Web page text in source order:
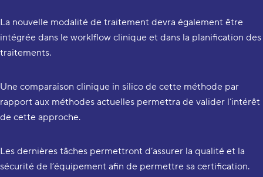
La nouvelle modalité de traitement devra également être
intégrée dans le worklflow clinique et dans la planification des
traitements.
Une comparaison clinique in silico de cette méthode par
rapport aux méthodes actuelles permettra de valider l’intérêt
de cette approche.
Les dernières tâches permettront d’assurer la qualité et la
sécurité de l’équipement afin de permettre sa certification.